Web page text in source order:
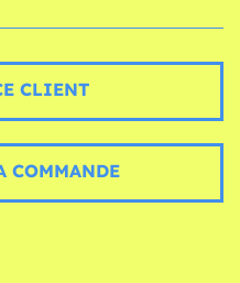
CLIENT
COMMANDE